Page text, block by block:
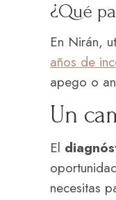
¿Qué
En Nirán,
años de
apego o
Un
El
necesitas